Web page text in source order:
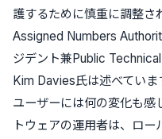
護するために慎重に調整
Assigned Numbers
ジデント兼Public
Kim Davies氏は述べていま
ユーザーには何の変化も感
トウェアの運用者は、ロ